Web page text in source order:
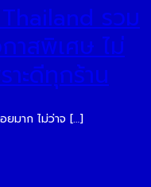
รวม
าสพิเศษ ไม่
ะดีทุกร้าน
ยมาก ไม่ว่าจ […]